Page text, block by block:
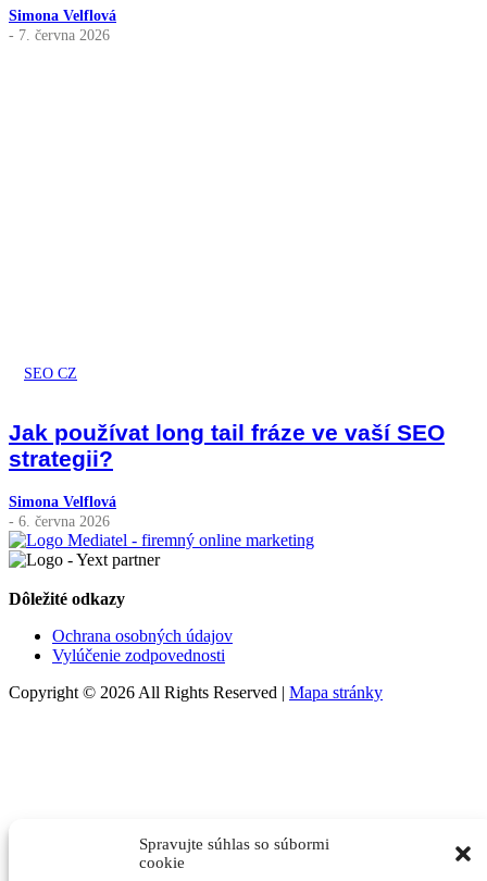
Spravujte súhlas so súbormi
cookie
Simona Velflová
- 7. června 2026
SEO CZ
Jak používat long tail fráze ve vaší SEO
strategii?
Simona Velflová
- 6. června 2026
Dôležité odkazy
Ochrana osobných údajov
Vylúčenie zodpovednosti
Copyright © 2026 All Rights Reserved | Mapa stránky